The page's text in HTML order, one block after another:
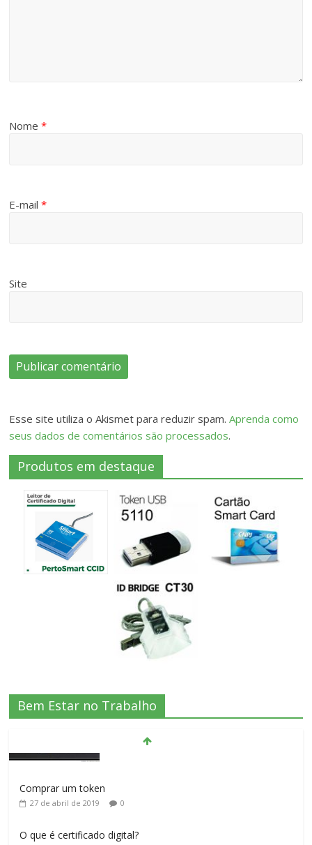
Nome*
E-mail*
Site
Esse site utiliza o Akismet para reduzir spam.Aprenda como
seus dados de comentários são processados.
Produtos em destaque
Bem Estar no Trabalho
Comprar um token
O que é certificado digital?